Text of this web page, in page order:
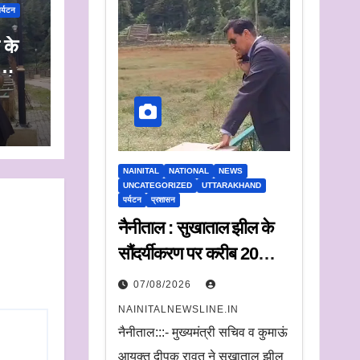
के
के
NAINITAL NATIONAL
NEWS
UNCATEGORIZED
UTTARAKHAND
पर्यटन
प्रशासन
नैनीताल : सुखाताल झील के
सौंदर्यीकरण पर करीब 20
करोड़ रुपये खर्च, संचालन के
लिए संस्था का चयन जल्द
07/08/2026
NAINITALNEWSLINE.IN
नैनीताल:::- मुख्यमंत्री सचिव व कुमाऊं
आयुक्त दीपक रावत ने सूखाताल झील